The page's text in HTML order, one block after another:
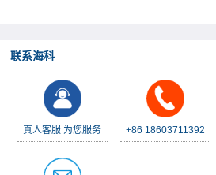
联系海科
真人客服 为您服务 +86 18603711392